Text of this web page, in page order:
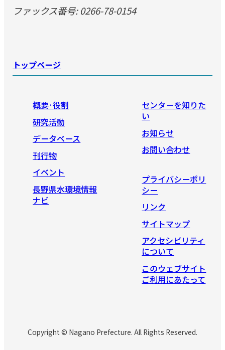
ファックス番号: 0266-78-0154
トップページ
概要·役割
研究活動
データベース
刊行物
イベント
長野県水環境情報
ナビ
センターを知りた
い
お知らせ
お問い合わせ
プライバシーポリ
シー
リンク
サイトマップ
アクセシビリティ
について
このウェブサイト
ご利用にあたって
Copyright © Nagano Prefecture. All Rights Reserved.